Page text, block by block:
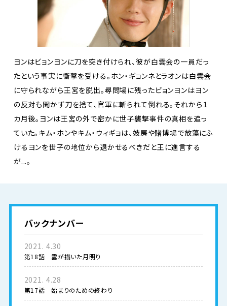
ヨンはビョンヨンに刀を突き付けられ、彼が白雲会の一員だっ
たという事実に衝撃を受ける。ホン・ギョンネとラオンは白雲会
に守られながら王宮を脱出。尋問場に残ったビョンヨンはヨン
の反対も聞かず刀を捨て、官軍に斬られて倒れる。それから１
カ月後。ヨンは王宮の外で密かに世子襲撃事件の真相を追っ
ていた。キム・ホンやキム・ウィギョは、妓房や賭博場で放蕩にふ
けるヨンを世子の地位から退かせるべきだと王に進言する
が...。
バックナンバー
2021. 4.30
第18話 雲が描いた月明り
2021. 4.28
第17話 始まりのための終わり